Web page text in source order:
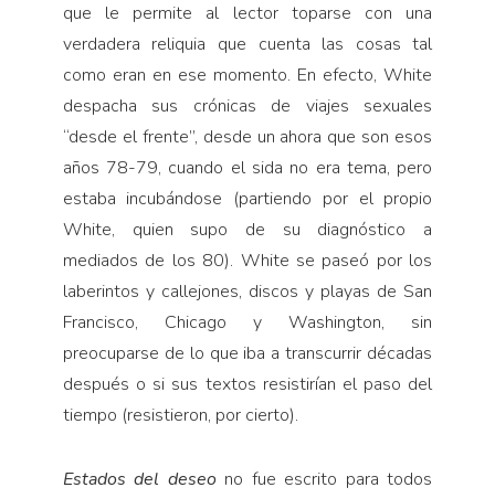
que le permite al lector toparse con una
verdadera reliquia que cuenta las cosas tal
como eran en ese momento. En efecto, White
despacha sus crónicas de viajes sexuales
“desde el frente”, desde un ahora que son esos
años 78-79, cuando el sida no era tema, pero
estaba incubán­dose (partiendo por el propio
White, quien supo de su diagnóstico a
mediados de los 80). White se paseó por los
laberintos y callejones, discos y playas de San
Francisco, Chicago y Washington, sin
preocuparse de lo que iba a transcurrir décadas
después o si sus textos resistirían el paso del
tiempo (resistieron, por cierto).
Estados del deseo no fue escrito para todos